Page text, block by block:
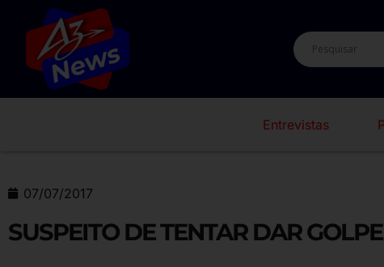
Entrevistas
07/07/2017
SUSPEITO DE TENTAR DAR